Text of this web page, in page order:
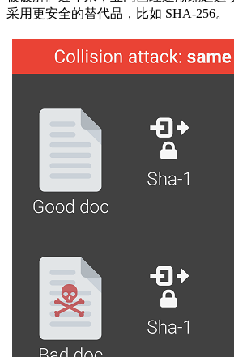
采用更安全的替代品，比如 SHA-256。